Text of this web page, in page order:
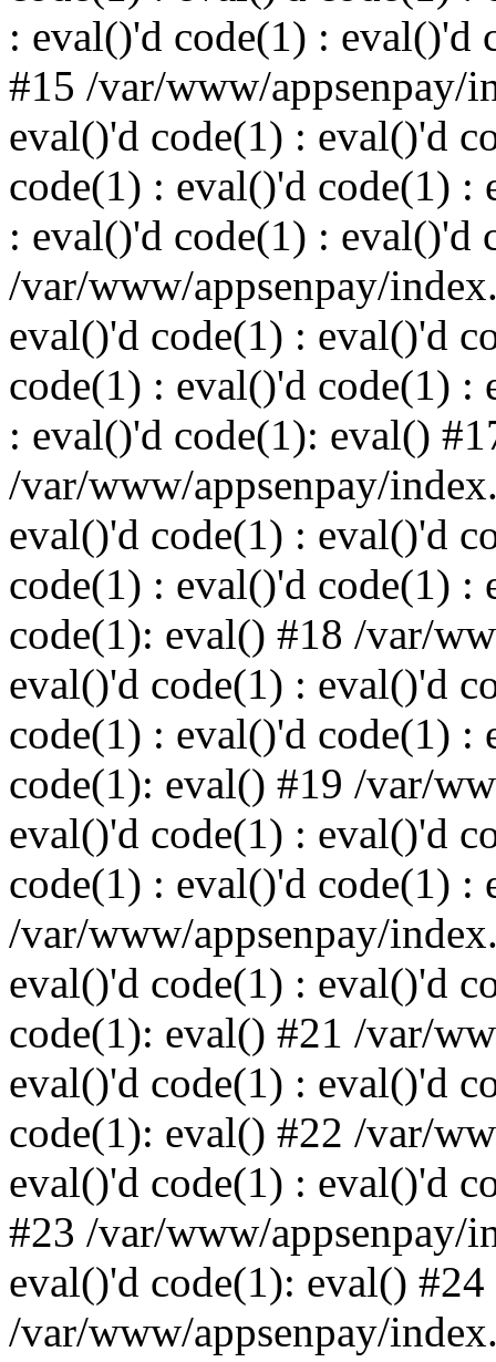
: eval()'d code(1) : eval()'d
#15 /var/www/appsenpay/
eval()'d code(1) : eval()'d
code(1) : eval()'d code(1) :
: eval()'d code(1) : eval()'d
/var/www/appsenpay/
eval()'d code(1) : eval()'d
code(1) : eval()'d code(1) :
: eval()'d code(1): eval()
/var/www/appsenpay/
eval()'d code(1) : eval()'d
code(1) : eval()'d code(1) :
code(1): eval() #18 /var/
eval()'d code(1) : eval()'d
code(1) : eval()'d code(1) :
code(1): eval() #19 /var/
eval()'d code(1) : eval()'d
code(1) : eval()'d code(1) :
/var/www/appsenpay/
eval()'d code(1) : eval()'d
code(1): eval() #21 /var/
eval()'d code(1) : eval()'d
code(1): eval() #22 /var/
eval()'d code(1) : eval()'d
#23 /var/www/appsenpay/
eval()'d code(1): eval() #24
/var/www/appsenpay/